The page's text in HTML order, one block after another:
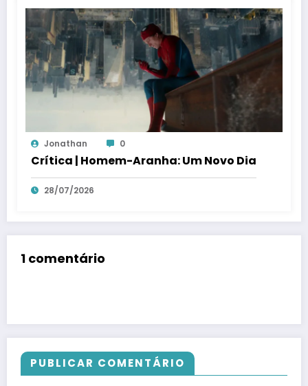
Jonathan 0
Crítica | Homem-Aranha: Um Novo Dia
28/07/2026
1 comentário
PUBLICAR COMENTÁRIO